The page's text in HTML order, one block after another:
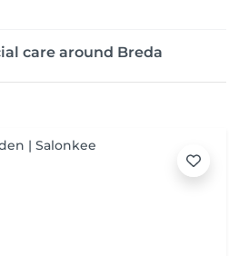
care around Breda